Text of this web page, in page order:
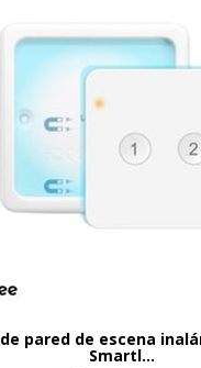
pared de escena
Smartl...